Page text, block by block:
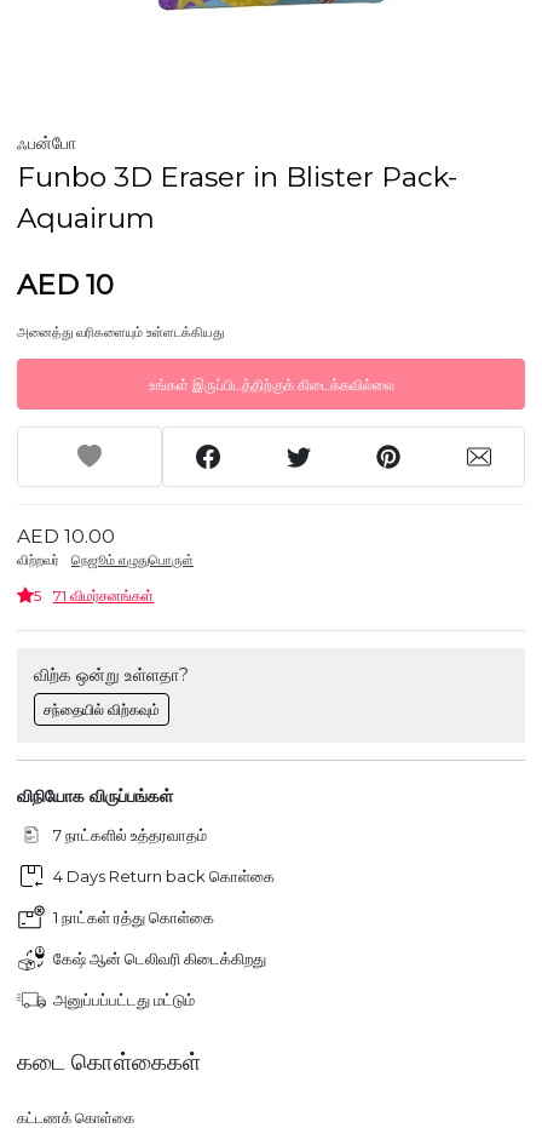
ஃபன்போ
Funbo 3D Eraser in Blister Pack-
Aquairum
AED 10
அனைத்து வரிகளையும் உள்ளடக்கியது
உங்கள் இருப்பிடத்திற்குக் கிடைக்கவில்லை
AED 10.00
விற்றவர் நெஜூம் எழுதுபொருள்
5 71 விமர்சனங்கள்
விற்க ஒன்று உள்ளதா?
சந்தையில் விற்கவும்
விநியோக விருப்பங்கள்
7 நாட்களில் உத்தரவாதம்
4 Days Return back கொள்கை
1 நாட்கள் ரத்து கொள்கை
கேஷ் ஆன் டெலிவரி கிடைக்கிறது
அனுப்பப்பட்டது மட்டும்
கடை கொள்கைகள்
கட்டணக் கொள்கை